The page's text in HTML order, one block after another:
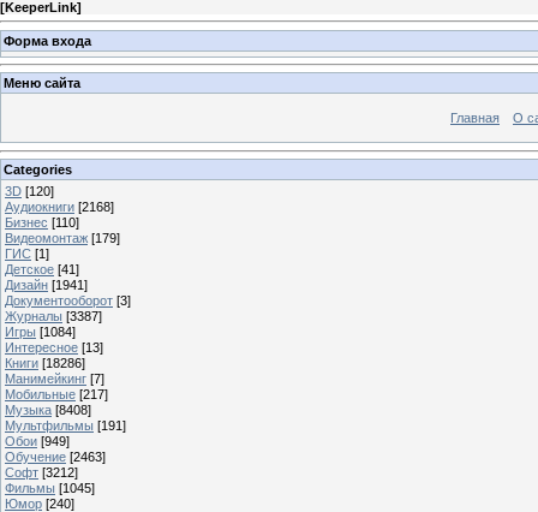
[KeeperLink]
Форма входа
Меню сайта
Главная О
Categories
3D [120]
Аудиокниги [2168]
Бизнес [110]
Видеомонтаж [179]
ГИС [1]
Детское [41]
Дизайн [1941]
Документооборот [3]
Журналы [3387]
Игры [1084]
Интересное [13]
Книги [18286]
Манимейкинг [7]
Мобильные [217]
Музыка [8408]
Мультфильмы [191]
Обои [949]
Обучение [2463]
Софт [3212]
Фильмы [1045]
Юмор [240]